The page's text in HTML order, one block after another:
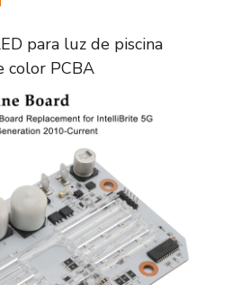
para luz de piscina
color PCBA